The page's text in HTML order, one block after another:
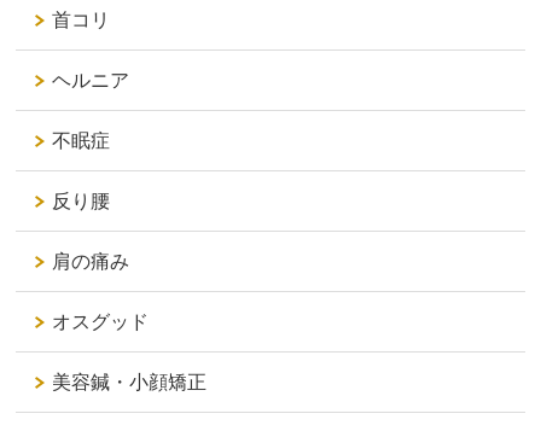
首コリ
ヘルニア
不眠症
反り腰
肩の痛み
オスグッド
美容鍼・小顔矯正